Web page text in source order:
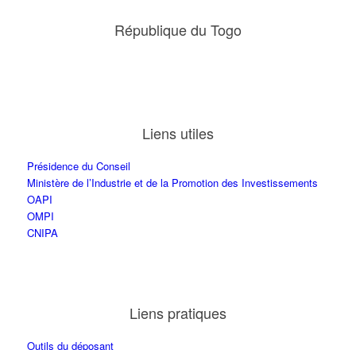
République du Togo
Liens utiles
Présidence du Conseil
Ministère de l’Industrie et de la Promotion des Investissements
OAPI
OMPI
CNIPA
Liens pratiques
Outils du déposant